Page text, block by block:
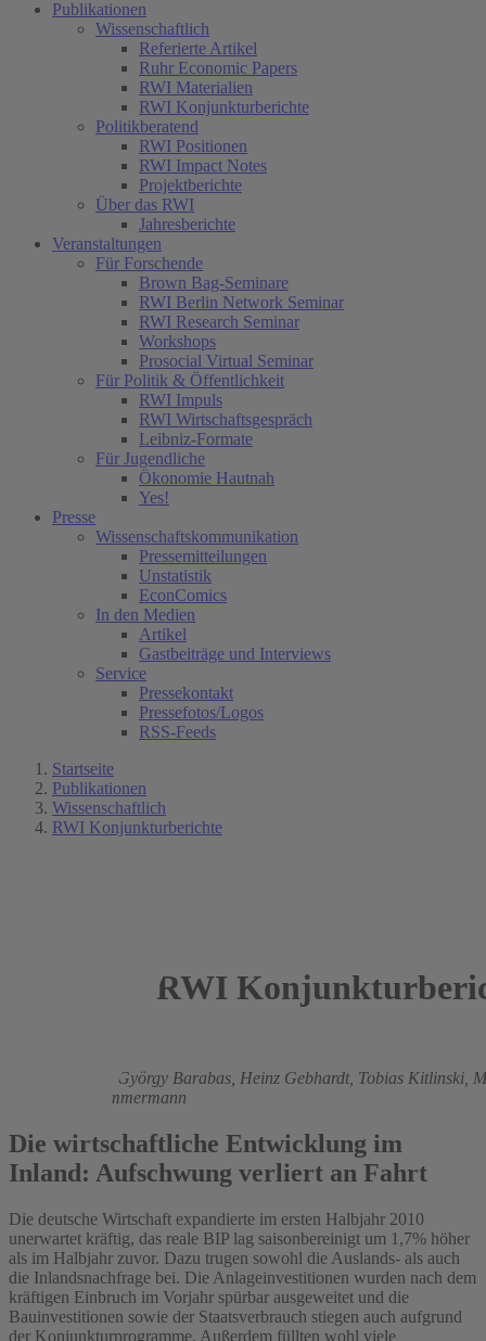
Publikationen
Wissenschaftlich
Referierte Artikel
Ruhr Economic Papers
RWI Materialien
RWI Konjunkturberichte
Politikberatend
RWI Positionen
RWI Impact Notes
Projektberichte
Über das RWI
Jahresberichte
Veranstaltungen
Für Forschende
Brown Bag-Seminare
RWI Berlin Network Seminar
RWI Research Seminar
Workshops
Prosocial Virtual Seminar
Für Politik & Öffentlichkeit
RWI Impuls
RWI Wirtschaftsgespräch
Leibniz-Formate
Für Jugendliche
Ökonomie Hautnah
Yes!
Presse
Wissenschaftskommunikation
Pressemitteilungen
Unstatistik
EconComics
In den Medien
Artikel
Gastbeiträge und Interviews
Service
Pressekontakt
Pressefotos/Logos
RSS-Feeds
Startseite
Publikationen
Wissenschaftlich
RWI Konjunkturberichte
RWI
György Barabas, Heinz Gebhardt, Tobias Kitlinski,
Lina Zimmermann
Die wirtschaftliche Entwicklung im
Inland: Aufschwung verliert an Fahrt
Die deutsche Wirtschaft expandierte im ersten Halbjahr 2010
unerwartet kräftig, das reale BIP lag saisonbereinigt um 1,7% höher
als im Halbjahr zuvor. Dazu trugen sowohl die Auslands- als auch
die Inlandsnachfrage bei. Die Anlageinvestitionen wurden nach dem
kräftigen Einbruch im Vorjahr spürbar ausgeweitet und die
Bauinvestitionen sowie der Staatsverbrauch stiegen auch aufgrund
der Konjunkturprogramme. Außerdem füllten wohl viele